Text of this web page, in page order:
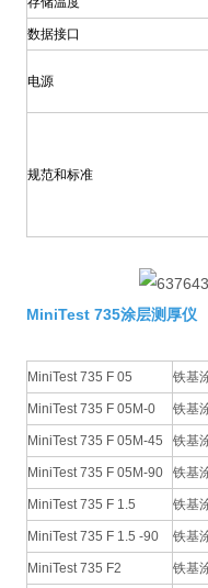
数据接口
电源
规范和标准
MiniTest 735涂层测厚仪
MiniTest 735 F 05 铁基
MiniTest 735 F 05M-0 铁基
MiniTest 735 F 05M-45 铁基
MiniTest 735 F 05M-90 铁基
MiniTest 735 F 1.5 铁基
MiniTest 735 F 1.5 -90 铁基
MiniTest 735 F2 铁基